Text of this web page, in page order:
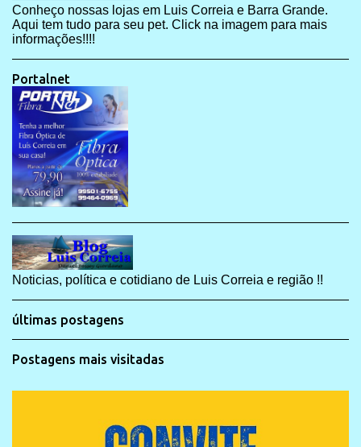
Conheço nossas lojas em Luis Correia e Barra Grande.
Aqui tem tudo para seu pet. Click na imagem para mais
informações!!!!
Portalnet
Noticias, política e cotidiano de Luis Correia e região !!
últimas postagens
Postagens mais visitadas